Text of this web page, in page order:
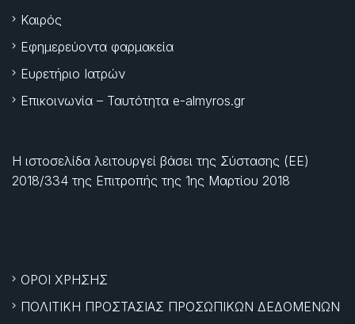
Καιρός
Εφημερεύοντα φαρμακεία
Ευρετήριο Ιατρών
Επικοινωνία – Ταυτότητα e-almyros.gr
Η ιστοσελίδα λειτουργεί βάσει της Σύστασης (ΕΕ)
2018/334 της Επιτροπής της 1ης Μαρτίου 2018
ΟΡΟΙ ΧΡΗΣΗΣ
ΠΟΛΙΤΙΚΗ ΠΡΟΣΤΑΣΙΑΣ ΠΡΟΣΩΠΙΚΩΝ ΔΕΔΟΜΕΝΩΝ